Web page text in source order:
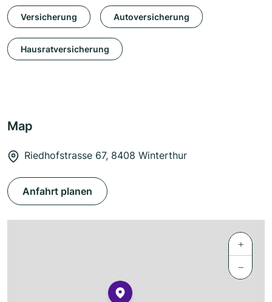
Versicherung Autoversicherung
Hausratversicherung
Map
Riedhofstrasse 67, 8408 Winterthur
Anfahrt planen
+
−